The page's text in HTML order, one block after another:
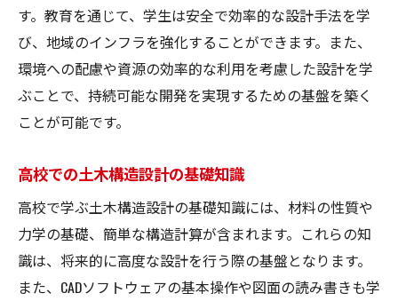
す。教育を通じて、学生は安全で効率的な設計手法を学
び、地域のインフラを強化することができます。また、
環境への配慮や資源の効率的な利用を考慮した設計を学
ぶことで、持続可能な開発を実現するための基盤を築く
ことが可能です。
高校での土木構造設計の基礎知識
高校で学ぶ土木構造設計の基礎知識には、材料の性質や
力学の基礎、簡単な構造計算が含まれます。これらの知
識は、将来的に高度な設計を行う際の基盤となります。
また、CADソフトウェアの基本操作や図面の読み書きも学